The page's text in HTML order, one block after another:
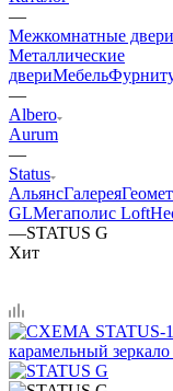
—
Межкомнатные двери
Металлические
двериМебель
—
Albero
Aurum
—
Status
АльянсГалерея
GLМегаполис Loft
—STATUS G
Хит